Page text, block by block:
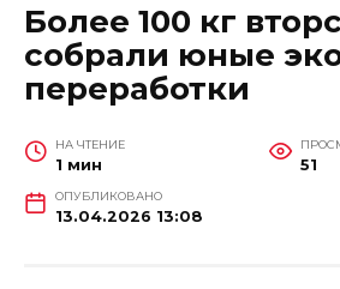
Более 100 кг
собрали юные
переработки
НА ЧТЕНИЕ
1 мин 51
ОПУБЛИКОВАНО
13.04.2026 13:08